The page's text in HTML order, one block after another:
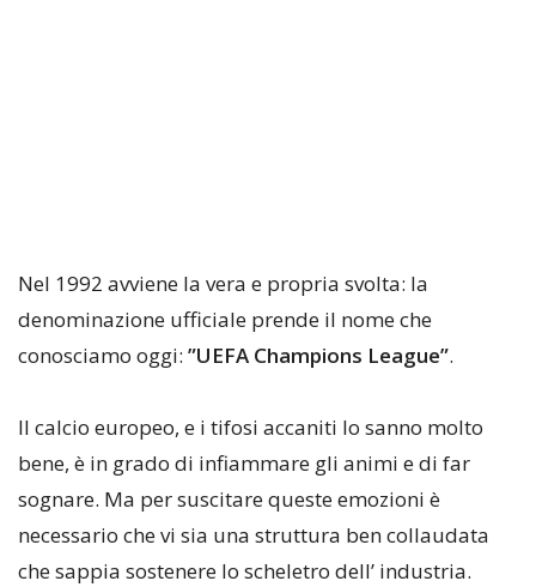
Nel 1992 avviene la vera e propria svolta: la
denominazione ufficiale prende il nome che
conosciamo oggi: ”UEFA Champions League”.
Il calcio europeo, e i tifosi accaniti lo sanno molto
bene, è in grado di infiammare gli animi e di far
sognare. Ma per suscitare queste emozioni è
necessario che vi sia una struttura ben collaudata
che sappia sostenere lo scheletro dell’ industria.